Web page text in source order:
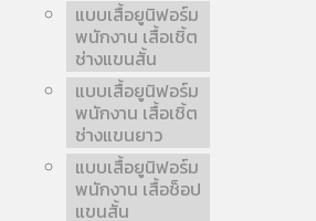
แบบเสื้อยูนิฟอร์ม
พนักงาน เสื้อเชิ้ต
ช่างแขนสั้น
แบบเสื้อยูนิฟอร์ม
พนักงาน เสื้อเชิ้ต
ช่างแขนยาว
แบบเสื้อยูนิฟอร์ม
พนักงาน เสื้อช็อป
แขนสั้น